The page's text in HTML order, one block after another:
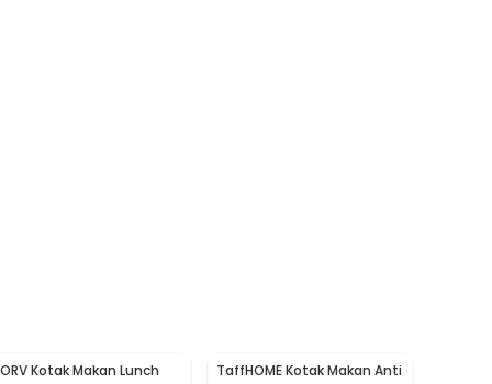
Kotak Makan Lunch
TaffHOME Kotak Makan Anti